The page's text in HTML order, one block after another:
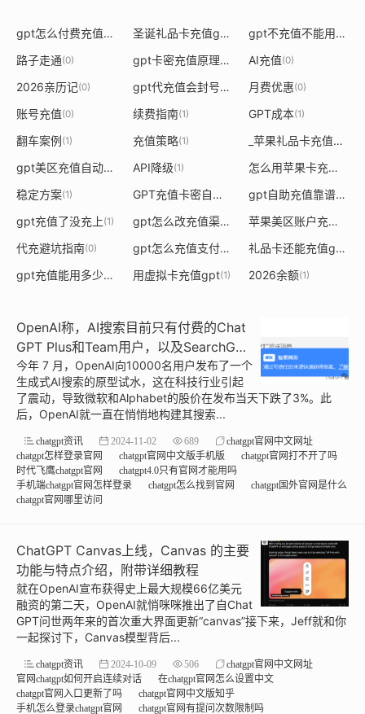
gpt怎么付费充值微信 (1) 圣诞礼品卡充值gpt gpt不充值不能用了
路子走通(0) gpt卡密充值原理详解 (1)AI充值(0)
2026亲历记(0) gpt代充值会封号吗 月费优惠(0)
账号充值(0) 续费指南(1) GPT成本(1)
翻车案例(1) 充值策略(1)
_苹果礼品卡充值gpt失败
gpt美区充值自动续
API降级(1) 怎么用苹果卡充值gpt
稳定方案(1) GPT充值卡密自助 gpt自助充值靠谱吗
gpt充值了没充上(1) gpt怎么改充值渠道 苹果美区账户充值gpt
代充避坑指南(0) gpt怎么充值支付宝 礼品卡还能充值gpt吗
gpt充值能用多少时间 (1)用虚拟卡充值gpt(1) 2026余额(1)
OpenAI称，AI搜索目前只有付费的Chat
GPT Plus和Team用户，以及SearchGPT
候补名单用户可以访问
今年 7 月，OpenAI向10000名用户发布了一个
生成式AI搜索的原型试水，这在科技行业引起
了震动，导致微软和Alphabet的股价在发布当天下跌了3%。此
后，OpenAI就一直在悄悄地构建其搜索...
chatgpt资讯 2024-11-02 689
chatgpt官网中文网址
chatgpt怎样登录官网
chatgpt官网中文版手机版
chatgpt官网打不开了吗
时代飞鹰chatgpt官网
chatgpt4.0只有官网才能用吗
手机端chatgpt官网怎样登录
chatgpt怎么找到官网
chatgpt国外官网是什么
chatgpt官网哪里访问
ChatGPT Canvas上线，Canvas 的主要
功能与特点介绍，附带详细教程
就在OpenAI宣布获得史上最大规模66亿美元
融资的第二天，OpenAI就悄咪咪推出了自Chat
GPT问世两年来的首次重大界面更新“canvas”接下来，Jeff就和你
一起探讨下，Canvas模型背后...
chatgpt资讯 2024-10-09 506
chatgpt官网中文网址
官网chatgpt如何开启连续对话
在chatgpt官网怎么设置中文
chatgpt官网入口更新了吗
chatgpt官网中文版知乎
手机怎么登录chatgpt官网
chatgpt官网有提问次数限制吗